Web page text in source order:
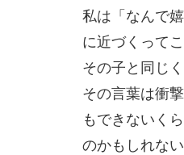
私は「なんで
に近づくって
その子と同じ
その言葉は衝
もできないく
のかもしれな